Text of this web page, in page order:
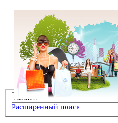
Расширенный поиск